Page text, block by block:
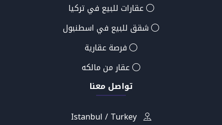
عقارات للبيع في تركيا
شقق للبيع في اسطنبول
فرصة عقارية
عقار من مالكه
تواصل معنا
Istanbul / Turkey